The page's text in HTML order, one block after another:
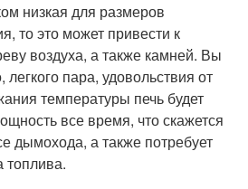
низкая для размеров
то это может привести к
воздуха, а также камней. Вы
пара, удовольствия от
температуры печь будет
все время, что скажется
дымохода, а также потребует
топлива.